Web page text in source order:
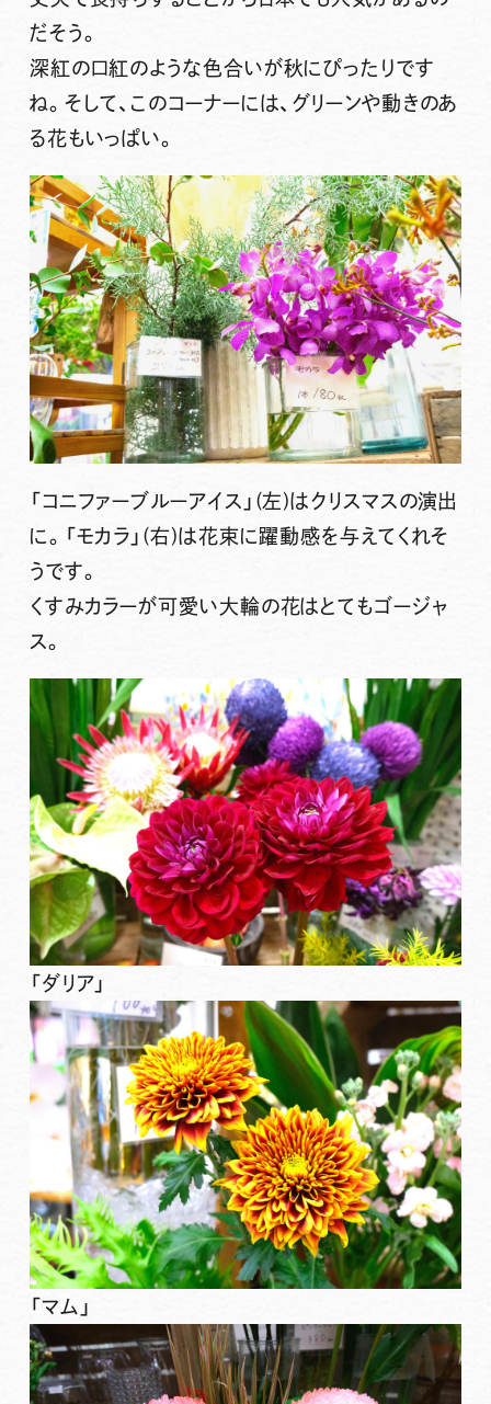
だそう。
深紅の口紅のような色合いが秋にぴったりです
ね。そして、このコーナーには、グリーンや動きのあ
る花もいっぱい。
「コニファーブルーアイス」 (左)はクリスマスの演出
に。
「モカラ」 (右)は花束に躍動感を与えてくれそ
うです。
くすみカラーが可愛い大輪の花はとてもゴージャ
ス。
「ダリア」
「マム」